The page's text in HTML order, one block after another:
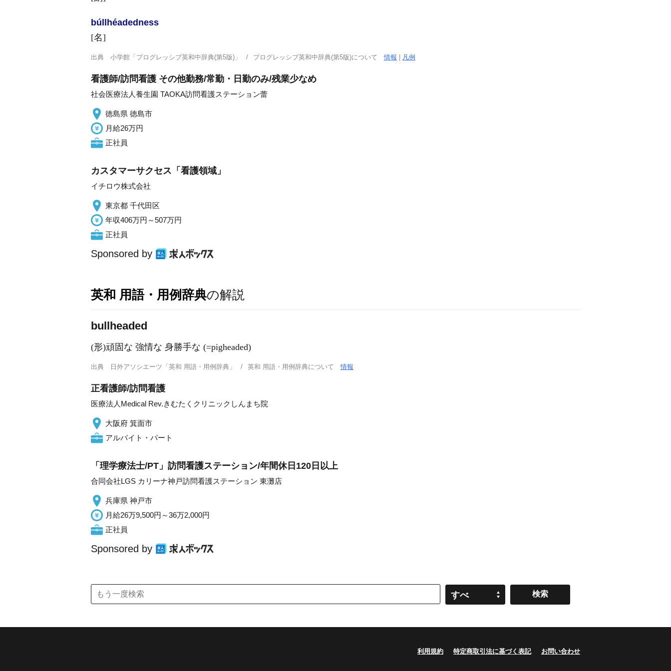
búllhéaded ness
[名]
出典 小学館「プログレッシブ英和中辞典(第5版)」 プログレッシブ英和中辞典(第5版)について情報 凡例
看護師/訪問看護 その他勤務/常勤・日勤のみ/残業少なめ
社会医療法人養生園 TAOKA訪問看護ステーション蕾
徳島県 徳島市
月給26万円
正社員
カスタマーサクセス「看護領域」
イチロウ株式会社
東京都 千代田区
年収406万円～507万円
正社員
Sponsored by
英和 用語・用例辞典の解説
bullheaded
(形)頑固な 強情な 身勝手な (=pigheaded)
出典 日外アソシエーツ「英和 用語・用例辞典」 英和 用語・用例辞典について情報
正看護師/訪問看護
医療法人Medical Rev.きむたくクリニックしんまち院
大阪府 箕面市
アルバイト・パート
「理学療法士/PT」訪問看護ステーション/年間休日120日以上
合同会社LGS カリーナ神戸訪問看護ステーション 東灘店
兵庫県 神戸市
月給26万9,500円～36万2,000円
正社員
Sponsored by
すべ
利用規約 特定商取引法に基づく表記 お問い合わせ